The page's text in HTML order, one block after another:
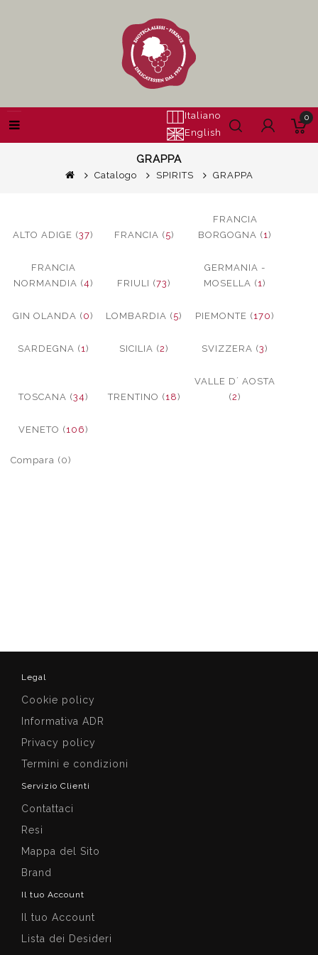
Italiano
English
0
GRAPPA
Catalogo SPIRITS GRAPPA
ALTO ADIGE (37) FRANCIA (5)
FRANCIA
BORGOGNA (1)
FRANCIA
NORMANDIA (4) FRIULI (73)
GERMANIA -
MOSELLA (1)
GIN OLANDA (0) LOMBARDIA (5) PIEMONTE (170)
SARDEGNA (1) SICILIA (2) SVIZZERA (3)
TOSCANA (34) TRENTINO (18)
VALLE D´ AOSTA
(2)
VENETO (106)
Compara (0)
Legal
Cookie policy
Informativa ADR
Privacy policy
Termini e condizioni
Servizio Clienti
Contattaci
Resi
Mappa del Sito
Brand
Il tuo Account
Il tuo Account
Lista dei Desideri